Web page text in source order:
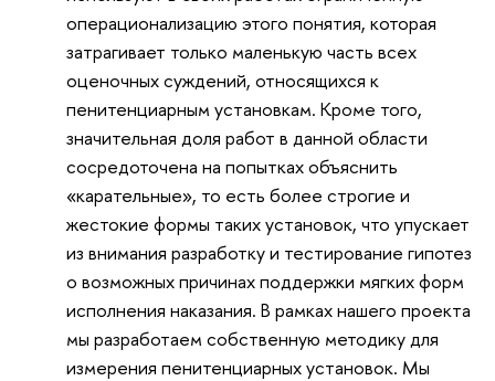
операционализацию этого понятия, которая
затрагивает только маленькую часть всех
оценочных суждений, относящихся к
пенитенциарным установкам. Кроме того,
значительная доля работ в данной области
сосредоточена на попытках объяснить
«карательные», то есть более строгие и
жестокие формы таких установок, что упускает
из внимания разработку и тестирование гипотез
о возможных причинах поддержки мягких форм
исполнения наказания. В рамках нашего проекта
мы разработаем собственную методику для
измерения пенитенциарных установок. Мы